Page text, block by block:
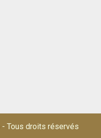
- Tous droits réservés